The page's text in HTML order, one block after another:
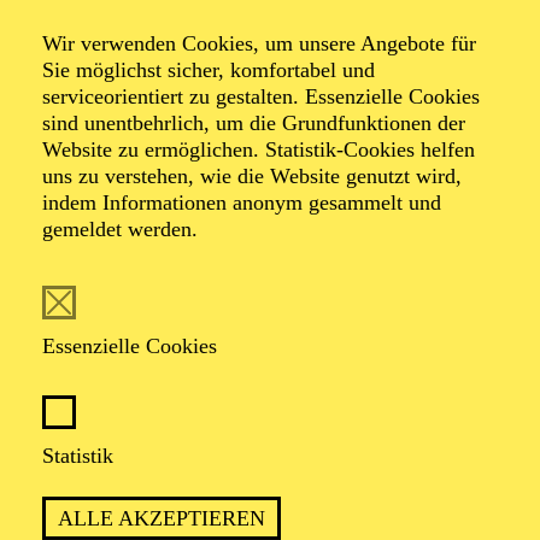
Wir verwenden Cookies, um unsere Angebote für
Sie möglichst sicher, komfortabel und
serviceorientiert zu gestalten. Essenzielle Cookies
sind unentbehrlich, um die Grundfunktionen der
Website zu ermöglichen. Statistik-Cookies helfen
uns zu verstehen, wie die Website genutzt wird,
indem Informationen anonym gesammelt und
gemeldet werden.
Essenzielle Cookies
Statistik
ALLE AKZEPTIEREN
ENTERTAINMENT
AMAZING BRASS
TICKETS
35,00€
Abo 13: Entertainment
AALTO MUSIKTHEATER
02.10.2026
ÖFFENTLICHE THEATER­